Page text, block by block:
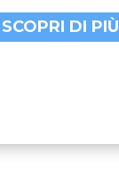
SCOPRI DI PIÙ